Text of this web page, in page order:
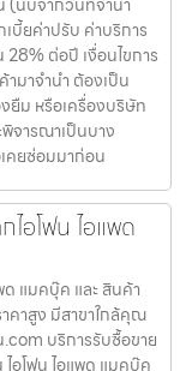
บี้ยค่าปรับ ค่าบริการ
28% ต่อปี เงื่อนไขการ
ามาจำนำ ต้องเป็น
งยืม หรือเครื่องบริษัท
จารณาเป็นบาง
คยซ่อมมาก่อน
อโฟน ไอแพด
ด แมคบุ๊ค และ สินค้า
าคาสูง มีสาขาใกล้คุณ
.com บริการรับซื้อขาย
อโฟน ไอแพด แมคบุ๊ค